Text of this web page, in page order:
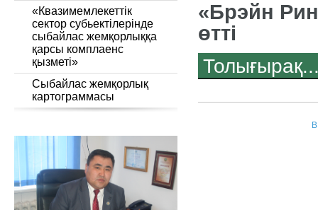
«Квазимемлекеттік
сектор субьектілерінде
сыбайлас жемқорлыққа
қарсы комплаенс
қызметі»
Сыбайлас жемқорлық
картограммасы
«Брэйн
өтті